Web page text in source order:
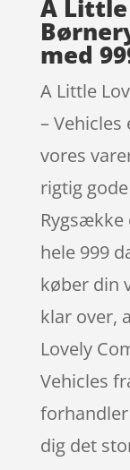
A
med
A Little
–
vores
rigtig
Rygsække
hele 999
køber din
klar over,
Lovely
Vehicles
dig det